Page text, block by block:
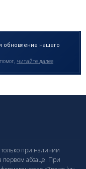
обновление нашего
читайте далее
при наличии
первом абзаце. При